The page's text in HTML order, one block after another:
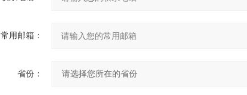
常用邮箱：
省份：